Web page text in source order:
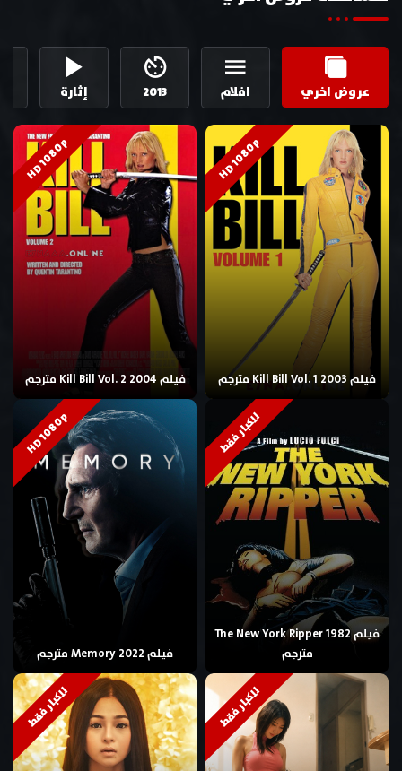
عروض اخري افلام 2013 إثارة
HD 1080p
فيلم Kill Bill Vol. 1 2003 مترجم
HD 1080p
فيلم Kill Bill Vol. 2 2004 مترجم
للكبار فقط
فيلم The New York Ripper 1982
مترجم
HD 1080p
فيلم Memory 2022 مترجم
للكبار فقط للكبار فقط